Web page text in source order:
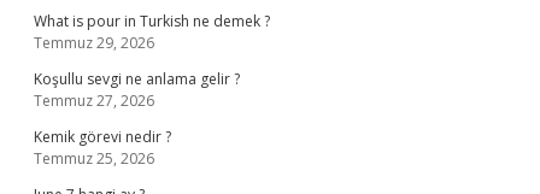
What is pour in Turkish ne demek ?
Temmuz 29, 2026
Koşullu sevgi ne anlama gelir ?
Temmuz 27, 2026
Kemik görevi nedir ?
Temmuz 25, 2026